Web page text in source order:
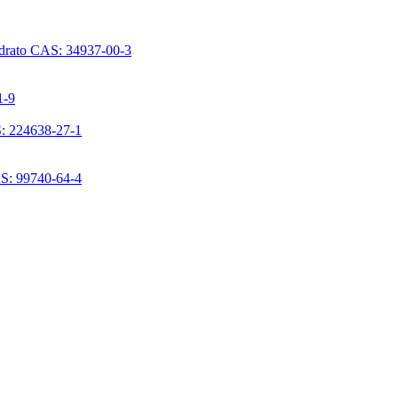
CAS: 34937-00-3
9
224638-27-1
99740-64-4